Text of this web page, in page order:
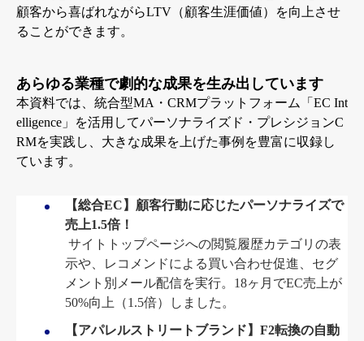
顧客から喜ばれながらLTV（顧客生涯価値）を向上させ
ることができます。
あらゆる業種で劇的な成果を生み出しています
本資料では、統合型MA・CRMプラットフォーム「EC Int
elligence」を活用してパーソナライズド・プレシジョンC
RMを実践し、大きな成果を上げた事例を豊富に収録し
ています。
【総合EC】顧客行動に応じたパーソナライズで
売上1.5倍！
サイトトップページへの閲覧履歴カテゴリの表
示や、レコメンドによる買い合わせ促進、セグ
メント別メール配信を実行。18ヶ月でEC売上が
50%向上（1.5倍）しました 。
【アパレルストリートブランド】F2転換の自動